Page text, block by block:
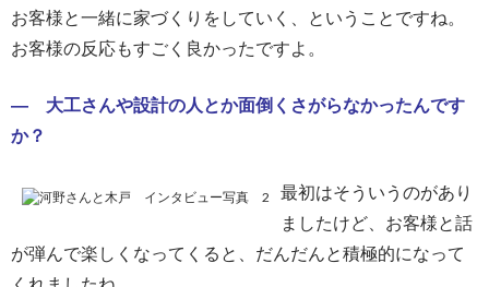
お客様と一緒に家づくりをしていく、ということですね。
お客様の反応もすごく良かったですよ。
― 大工さんや設計の人とか面倒くさがらなかったんです
か？
最初はそういうのがあり
ましたけど、お客様と話
が弾んで楽しくなってくると、だんだんと積極的になって